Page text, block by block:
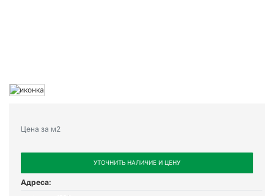
Цена за м2
УТОЧНИТЬ НАЛИЧИЕ И ЦЕНУ
Адреса: